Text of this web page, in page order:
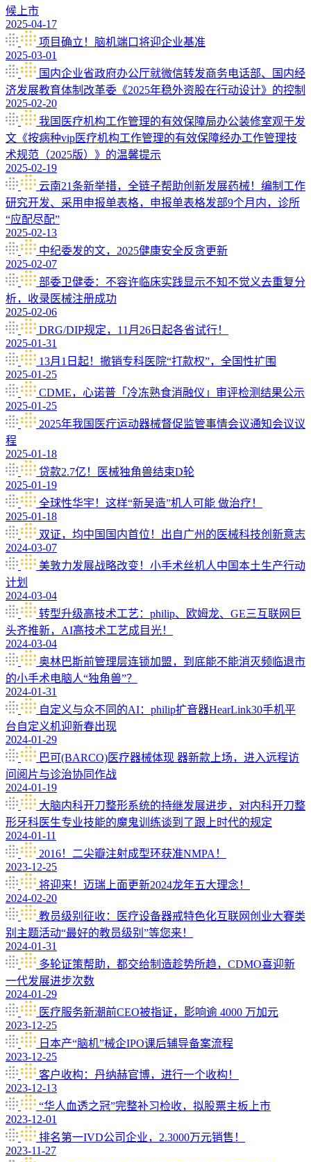
候上市
2025-04-17
项目确立！脑机端口将迎企业基准
2025-03-01
国内企业省政府办公厅就微信转发商务电话部、国内经
济发展教育体制改革委《2025年稳外资股在行动设计》的控制
2025-02-20
我国医疗机构工作管理的有效保障局办公装修室观于发
文《按病种vip医疗机构工作管理的有效保障经办工作管理技
术规范（2025版）》的温馨提示
2025-02-19
云南21条新举措，全链子帮助创新发展药械！编制工作
研究开发、采用申报单表格，申报单表格发部9个月内，诊所
“应配尽配”
2025-02-13
中纪委发的文，2025健康安全反贪更新
2025-02-07
部委卫健委：不容许临床实践显示不知不觉义去重复分
析，收录医械注册成功
2025-02-06
DRG/DIP规定，11月26日起各省试行！
2025-01-31
13月1日起！撤销专科医院“打款权”，全国性扩围
2025-01-25
CDME，心诺普「冷冻熟食消融仪」审评检测结果公示
2025-01-25
2025年我国医疔运动器械督促监管事情会议通知会议议
程
2025-01-18
贷款2.7亿！医械独角兽结束D轮
2025-01-19
全球性华宇！这样“新吴造”机人可能 做治疗！
2025-01-18
双证，均中国国内首位！出自广州的医械科技创新意志
2024-03-07
美敦力发展战略改变！小手术丝机人中国本土生产行动
计划
2024-03-04
转型升级高技术工艺：philip、欧姆龙、GE三互联网巨
头齐推新，AI高技术工艺成目光！
2024-03-04
奥林巴斯前管理层连锁加盟，到底能不能消灭频临退市
的小手术电脑人“独角兽”？
2024-01-31
自定义与众不同的AI：philip扩音器HearLink30手机平
台自定义机迎新春出现
2024-01-29
巴可(BARCO)医疗器械体现 器新款上场，进入远程访
问阅片与诊治协同作战
2024-01-19
大脑内科开刀整形系统的持继发展进步，对内科开刀整
形牙科医生专业技能的魔鬼训练谈到了跟上时代的规定
2024-01-11
2016！二尖瓣注射成型环获准NMPA！
2023-12-25
将迎来！迈瑞上面更新2024龙年五大理念！
2024-02-20
教员级别征收：医疗设备器戒特色化互联网创业大賽类
别主题活动“最好的教员级别”等您来！
2024-01-31
多轮证策帮助，都交给制造趁势所趋，CDMO喜迎新
一代发展进步次数
2024-01-29
医疗服务新潮前CEO被指证，影响逾 4000 万加元
2023-12-25
日本产“脑机”械企IPO课后辅导备案流程
2023-12-25
客户收构：丹纳赫官博，进行一个收构！
2023-12-13
“华人血透之冠”完整补习检收，拟股票主板上市
2023-12-01
排名第一IVD公司企业，2.3000万元销售！
2023-11-27